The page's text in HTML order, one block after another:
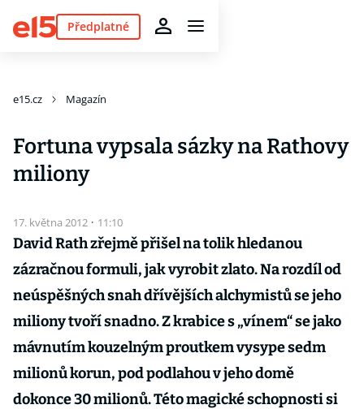
Předplatné
e15.cz Magazín
Fortuna vypsala sázky na Rathovy
miliony
17. května 2012 · 11:10
David Rath zřejmě přišel na tolik hledanou
zázračnou formuli, jak vyrobit zlato. Na rozdíl od
neúspěšných snah dřívějších alchymistů se jeho
miliony tvoří snadno. Z krabice s „vínem“ se jako
mávnutím kouzelným proutkem vysype sedm
milionů korun, pod podlahou v jeho domě
dokonce 30 milionů. Této magické schopnosti si